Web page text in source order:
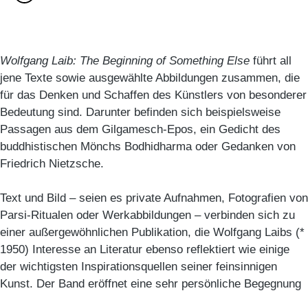
Wolfgang Laib: The Beginning of Something Else führt all
jene Texte sowie ausgewählte Abbildungen zusammen, die
für das Denken und Schaffen des Künstlers von besonderer
Bedeutung sind. Darunter befinden sich beispielsweise
Passagen aus dem Gilgamesch-Epos, ein Gedicht des
buddhistischen Mönchs Bodhidharma oder Gedanken von
Friedrich Nietzsche.
Text und Bild – seien es private Aufnahmen, Fotografien von
Parsi-Ritualen oder Werkabbildungen – verbinden sich zu
einer außergewöhnlichen Publikation, die Wolfgang Laibs (*
1950) Interesse an Literatur ebenso reflektiert wie einige
der wichtigsten Inspirationsquellen seiner feinsinnigen
Kunst. Der Band eröffnet eine sehr persönliche Begegnung